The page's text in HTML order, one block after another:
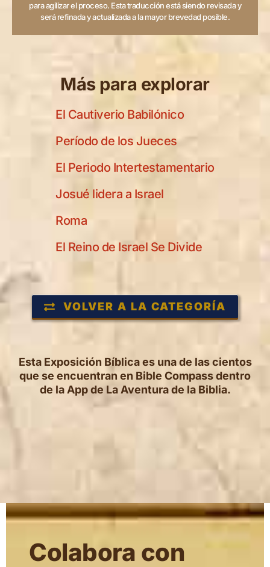
para agilizar el proceso. Esta traducción está siendo revisada y
será refinada y actualizada a la mayor brevedad posible.
Más para explorar
El Cautiverio Babilónico
Período de los Jueces
El Periodo Intertestamentario
Josué lidera a Israel
Roma
El Reino de Israel Se Divide
VOLVER A LA CATEGORÍA
Esta Exposición Bíblica es una de las cientos
que se encuentran en Bible Compass dentro
de la App de La Aventura de la Biblia.
Colabora con